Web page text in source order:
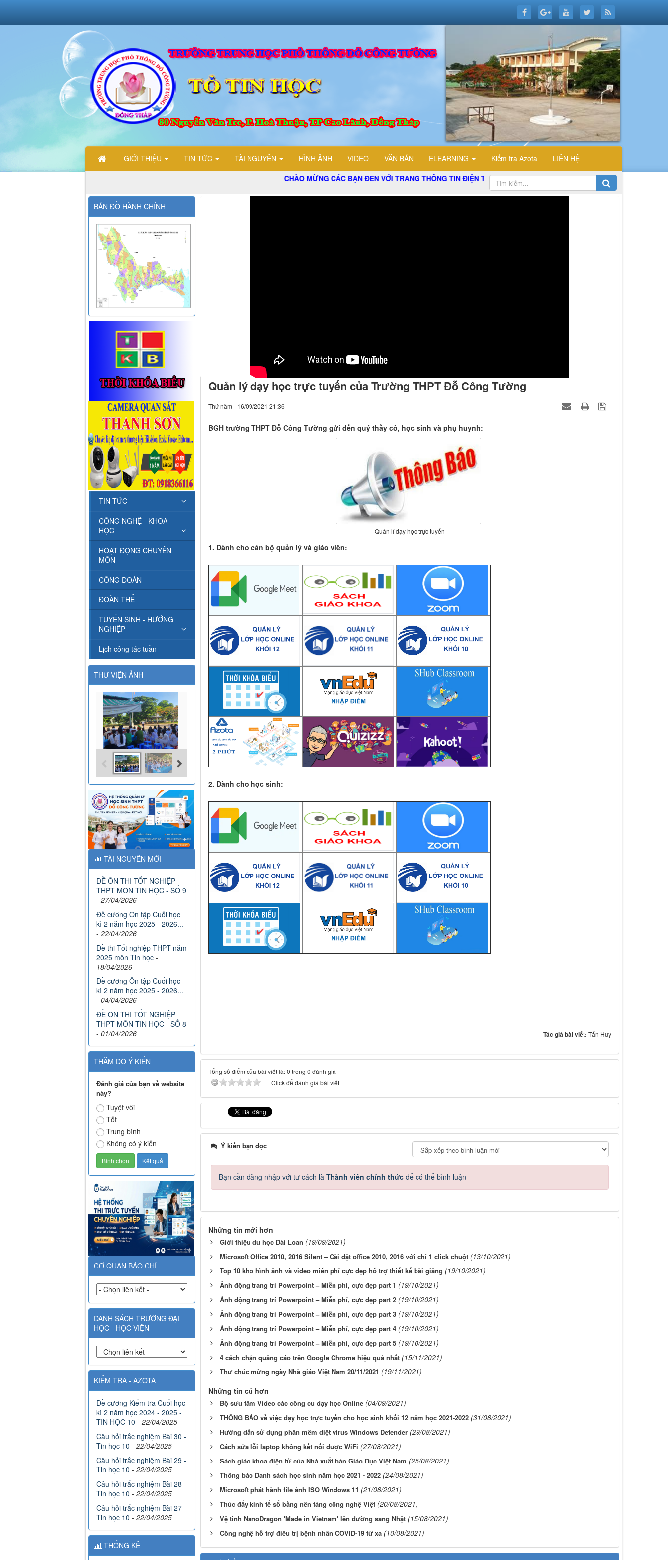
GIỚI THIỆU TIN TỨC TÀI NGUYÊN HÌNH ẢNH VIDEO VĂN BẢN ELEARNING Kiểm tra Azota
LIÊN HỆ
CHÀO MỪNG CÁC BẠN ĐẾN VỚI TRANG THÔNG TIN ĐIỆN TỬ TỔ TIN HỌC TRƯỜNG THPT ĐỖ CÔNG TƯỜNG
Quản lý dạy học trực tuyến của Trường THPT Đỗ Công Tường
Thứ năm - 16/09/2021 21:36
BGH trường THPT Đỗ Công Tường gửi đến quý thầy cô, học sinh và phụ huynh:
Quản lí dạy học trực tuyến
1. Dành cho cán bộ quản lý và giáo viên:
2. Dành cho học sinh:
Tác giả bài viết: Tấn Huy
Tổng số điểm của bài viết là: 0 trong 0 đánh giá
Click để đánh giá bài viết
Ý kiến bạn đọc
Bạn cần đăng nhập với tư cách là Thành viên chính thứcđể có thể bình luận
Những tin mới hơn
Giới thiệu du học Đài Loan (19/09/2021)
Microsoft Office 2010, 2016 Silent – Cài đặt office 2010, 2016 với chỉ 1 click chuột (13/10/2021)
Top 10 kho hình ảnh và video miễn phí cực đẹp hỗ trợ thiết kế bài giảng (19/10/2021)
Ảnh động trang trí Powerpoint – Miễn phí, cực đẹp part 1 (19/10/2021)
Ảnh động trang trí Powerpoint – Miễn phí, cực đẹp part 2 (19/10/2021)
Ảnh động trang trí Powerpoint – Miễn phí, cực đẹp part 3 (19/10/2021)
Ảnh động trang trí Powerpoint – Miễn phí, cực đẹp part 4 (19/10/2021)
Ảnh động trang trí Powerpoint – Miễn phí, cực đẹp part 5 (19/10/2021)
4 cách chặn quảng cáo trên Google Chrome hiệu quả nhất (15/11/2021)
Thư chúc mừng ngày Nhà giáo Việt Nam 20/11/2021 (19/11/2021)
Những tin cũ hơn
Bộ sưu tầm Video các công cu dạy học Online (04/09/2021)
THÔNG BÁO về việc dạy học trực tuyến cho học sinh khối 12 năm học 2021-2022 (31/08/2021)
Hướng dẫn sử dụng phần mềm diệt virus Windows Defender (29/08/2021)
Cách sửa lỗi laptop không kết nối được WiFi (27/08/2021)
Sách giáo khoa điện tử của Nhà xuất bản Giáo Dục Việt Nam (25/08/2021)
Thông báo Danh sách học sinh năm học 2021 - 2022 (24/08/2021)
Microsoft phát hành file ảnh ISO Windows 11 (21/08/2021)
Thúc đẩy kinh tế số bằng nền tảng công nghệ Việt (20/08/2021)
Vệ tinh NanoDragon 'Made in Vietnam' lên đường sang Nhật (15/08/2021)
Công nghệ hỗ trợ điều trị bệnh nhân COVID-19 từ xa (10/08/2021)
BẢN ĐỒ HÀNH CHÍNH
TIN TỨC
CÔNG NGHỆ - KHOA
HỌC
HOẠT ĐỘNG CHUYÊN
MÔN
CÔNG ĐOÀN
ĐOÀN THỂ
TUYỂN SINH - HƯỚNG
NGHIỆP
Lịch công tác tuần
THƯ VIỆN ẢNH
TÀI NGUYÊN MỚI
ĐỀ ÔN THI TỐT NGHIỆP
THPT MÔN TIN HỌC - SỐ 9
- 27/04/2026
Đề cương Ôn tập Cuối học
kì 2 năm học 2025 - 2026...
- 22/04/2026
Đề thi Tốt nghiệp THPT năm
2025 môn Tin học -
18/04/2026
Đề cương Ôn tập Cuối học
kì 2 năm học 2025 - 2026...
- 04/04/2026
ĐỀ ÔN THI TỐT NGHIỆP
THPT MÔN TIN HỌC - SỐ 8
- 01/04/2026
THĂM DÒ Ý KIẾN
Đánh giá của bạn về website
này?
Tuyệt vời
Tốt
Trung bình
Không có ý kiến
CƠ QUAN BÁO CHÍ
DANH SÁCH TRƯỜNG ĐẠI
HỌC - HỌC VIỆN
KIỂM TRA - AZOTA
Đề cương Kiểm tra Cuối học
kì 2 năm học 2024 - 2025 -
TIN HỌC 10 - 22/04/2025
Câu hỏi trắc nghiệm Bài 30 -
Tin học 10 - 22/04/2025
Câu hỏi trắc nghiệm Bài 29 -
Tin học 10 - 22/04/2025
Câu hỏi trắc nghiệm Bài 28 -
Tin học 10 - 22/04/2025
Câu hỏi trắc nghiệm Bài 27 -
Tin học 10 - 22/04/2025
THỐNG KÊ